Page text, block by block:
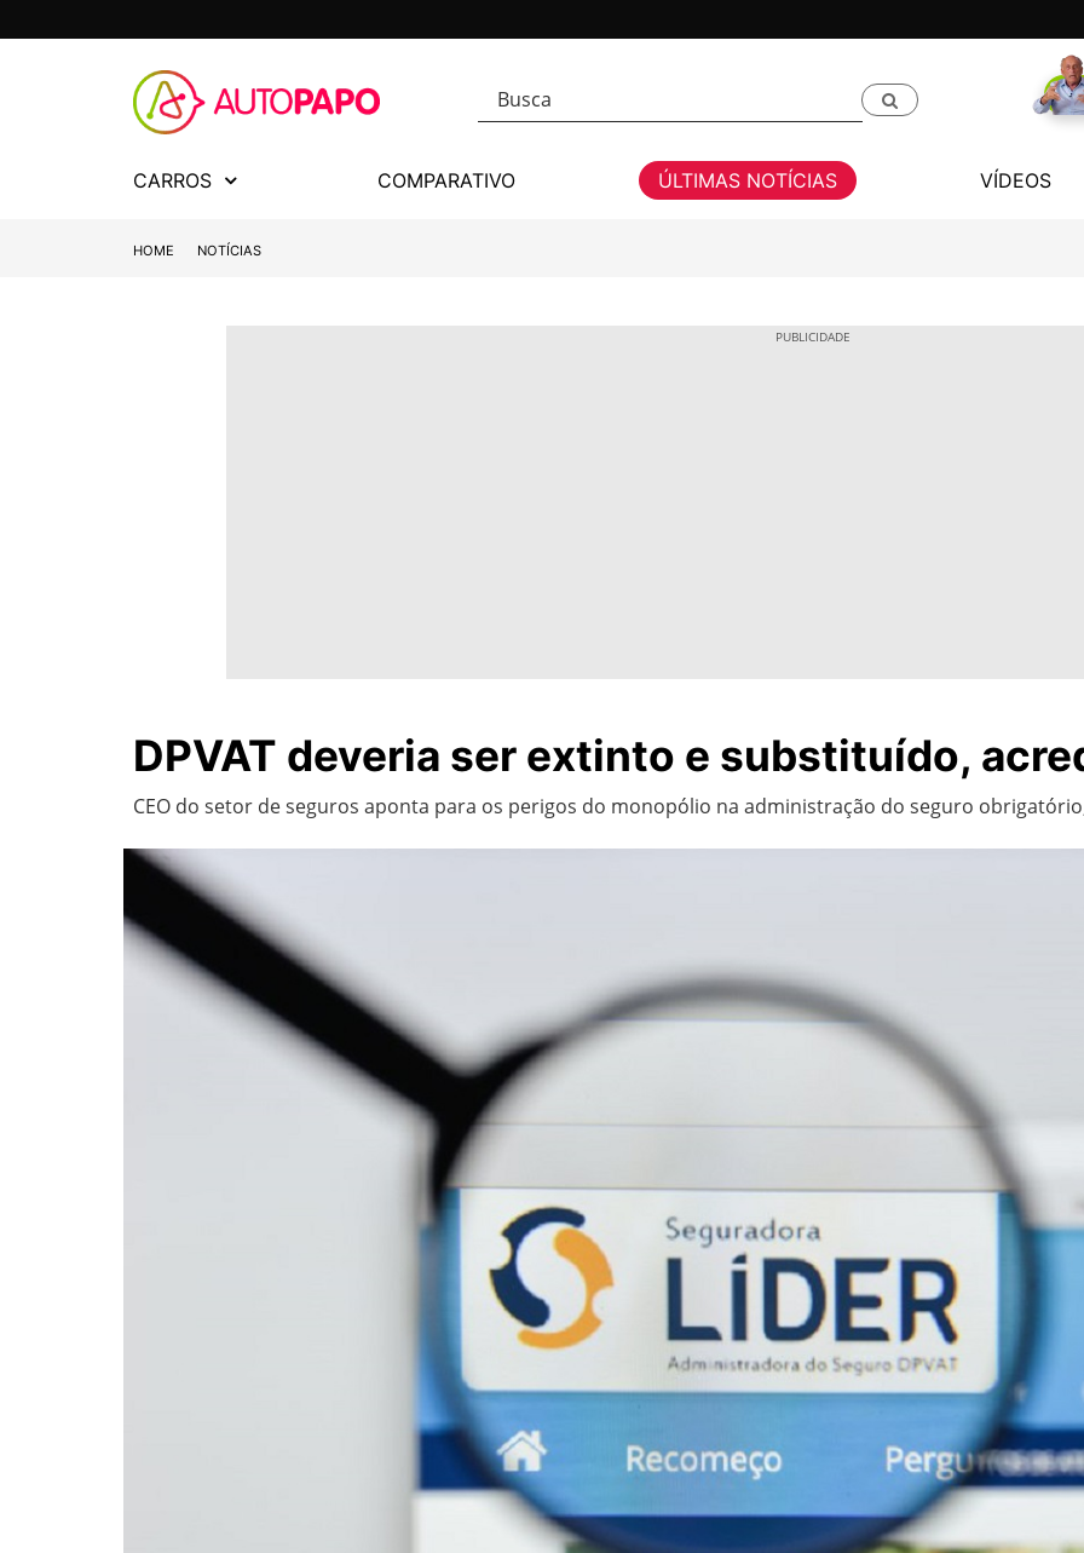
CARROS COMPARATIVO ÚLTIMAS NOTÍCIAS VÍDEOS
HOME NOTÍCIAS
DPVAT deveria ser extinto e substituído,
CEO do setor de seguros aponta para os perigos do monopólio na administração do seguro